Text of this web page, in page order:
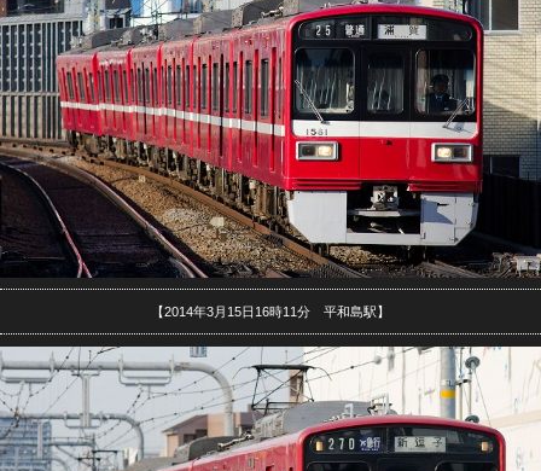
【2014年3月15日16時11分 平和島駅】